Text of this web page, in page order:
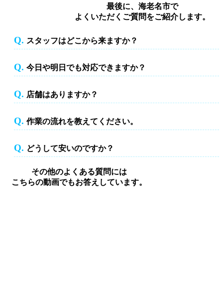
最後に、海老名市で
よくいただくご質問をご紹介します。
スタッフはどこから来ますか？
Q. スタッフはどこから来ますか？
今日や明日でも対応できますか？
Q. 今日や明日でも対応できますか？
店舗はありますか？
Q. 店舗はありますか？
作業の流れを教えてください。
Q. 作業の流れを教えてください。
どうして安いのですか？
Q. どうして安いのですか？
その他のよくある質問には
こちらの動画でもお答えしています。